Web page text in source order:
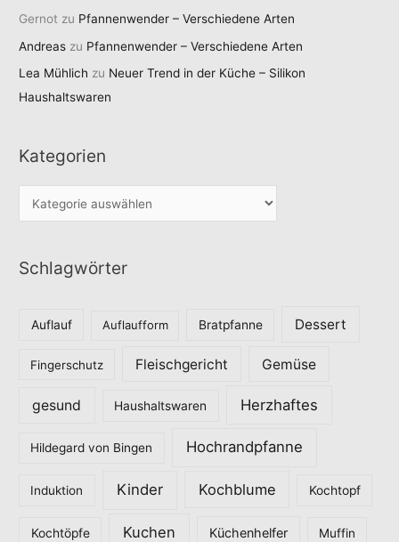
Gernot zu Pfannenwender – Verschiedene Arten
Andreas zu Pfannenwender – Verschiedene Arten
Lea Mühlich zu Neuer Trend in der Küche – Silikon
Haushaltswaren
Kategorien
a
e
Schlagwörter
Auflauf Auflaufform Bratpfanne Dessert
Fingerschutz Fleischgericht Gemüse
gesund Haushaltswaren Herzhaftes
Hildegard von Bingen Hochrandpfanne
Induktion Kinder Kochblume Kochtopf
Kochtöpfe Kuchen Küchenhelfer Muffin